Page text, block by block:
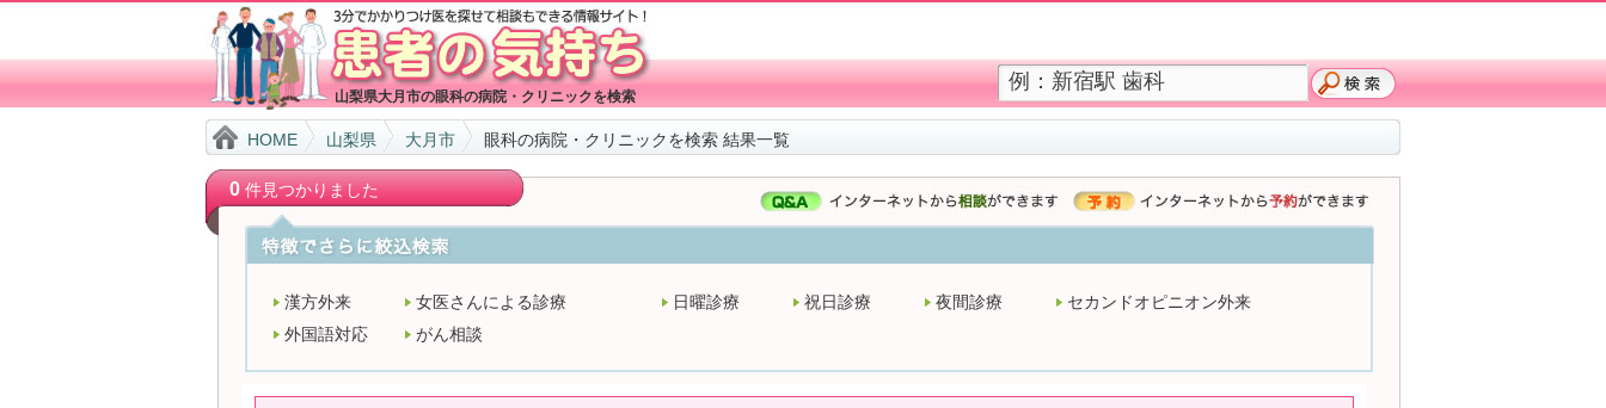
山梨県大月市の眼科の病院・クリニックを検索
HOME 山梨県 大月市 眼科の病院・クリニックを検索 結果一覧
0件見つかりました
漢方外来 女医さんによる診療 日曜診療 祝日診療 夜間診療
セカンドオピニオン外来
外国語対応
がん相談